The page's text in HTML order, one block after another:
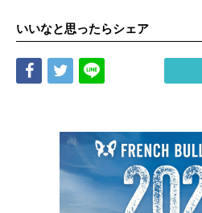
いいなと思ったらシェア
Share Tweet